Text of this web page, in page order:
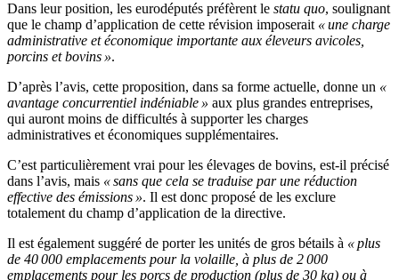
Dans leur position, les eurodéputés préfèrent le statu quo, soulignant
que le champ d’application de cette révision imposerait « une charge
administrative et économique importante aux éleveurs avicoles,
porcins et bovins ».
D’après l’avis, cette proposition, dans sa forme actuelle, donne un «
avantage concurrentiel indéniable » aux plus grandes entreprises,
qui auront moins de difficultés à supporter les charges
administratives et économiques supplémentaires.
C’est particulièrement vrai pour les élevages de bovins, est-il précisé
dans l’avis, mais « sans que cela se traduise par une réduction
effective des émissions ». Il est donc proposé de les exclure
totalement du champ d’application de la directive.
Il est également suggéré de porter les unités de gros bétails à « plus
de 40 000 emplacements pour la volaille, à plus de 2 000
emplacements pour les porcs de production (plus de 30 kg) ou à